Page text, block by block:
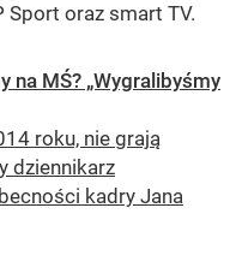
oraz smart TV.
na MŚ? „Wygralibyśmy
roku, nie grają
dziennikarz
kadry Jana